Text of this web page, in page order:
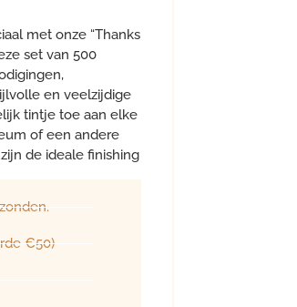
met onze “Thanks
set van 500
en veelzijdige
tintje toe aan elke
of een andere
de ideale finishing
€50)